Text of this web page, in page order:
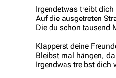
Irgendetwas treibt dich
Auf die ausgetreten
Die du schon tausend
Klapperst deine
Bleibst mal hängen,
Irgendwas treibst dich